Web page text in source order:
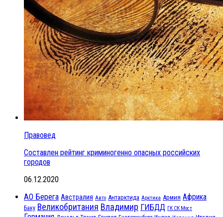
Правовед
Составлен рейтинг криминогенно опасных российских
городов
06.12.2020
АО Берега Австралия Авто Антарктида Арктика Армия Африка
Баку Великобритания Владимир ГИБДД ГК СК Мост